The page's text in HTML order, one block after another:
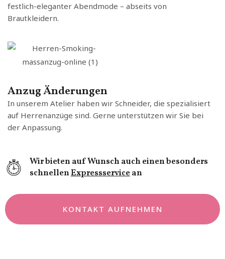
festlich-eleganter Abendmode – abseits von
Brautkleidern.
Anzug Änderungen
In unserem Atelier haben wir Schneider, die spezialisiert
auf Herrenanzüge sind. Gerne unterstützen wir Sie bei
der Anpassung.
Wir bieten auf Wunsch auch einen besonders
schnellenExpressservicean
KONTAKT AUFNEHMEN